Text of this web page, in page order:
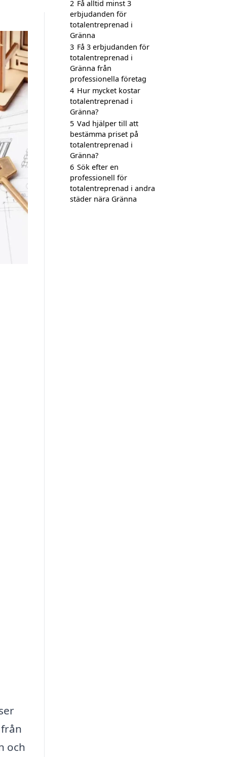
och
2 Få alltid minst 3
erbjudanden för
totalentreprenad i
Gränna
3 Få 3 erbjudanden för
totalentreprenad i
Gränna från
professionella företag
4 Hur mycket kostar
totalentreprenad i
Gränna?
5 Vad hjälper till att
bestämma priset på
totalentreprenad i
Gränna?
6 Sök efter en
professionell för
totalentreprenad i andra
städer nära Gränna